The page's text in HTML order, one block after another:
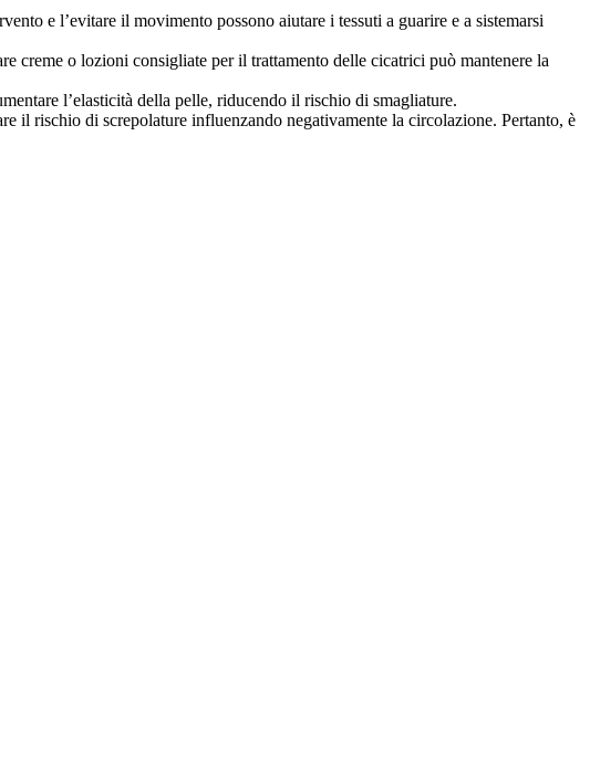
e l’evitare il movimento possono aiutare i tessuti a guarire e a sistemarsi
creme o lozioni consigliate per il trattamento delle cicatrici può mantenere la
l’elasticità della pelle, riducendo il rischio di smagliature.
il rischio di screpolature influenzando negativamente la circolazione. Pertanto, è